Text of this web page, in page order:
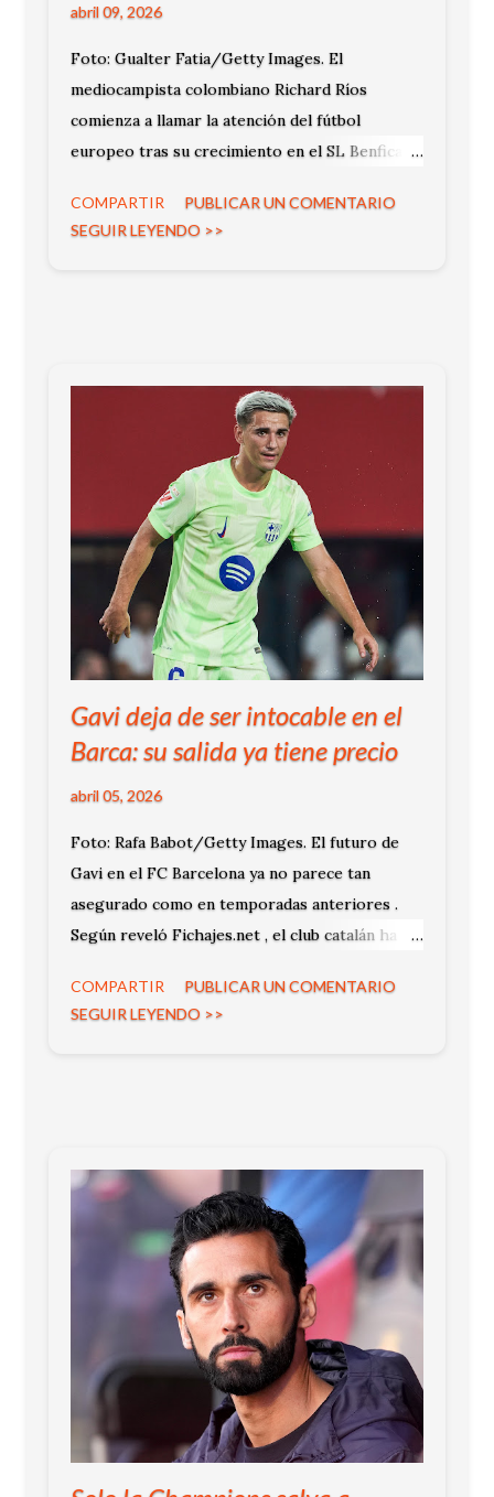
abril 09, 2026
Foto: Gualter Fatia/Getty Images. El
mediocampista colombiano Richard Ríos
comienza a llamar la atención del fútbol
europeo tras su crecimiento en el SL Benfica .
Di Marzio , el volante está en la órbita del SSC
Napoli para la próxima temporada.
COMPARTIR
PUBLICAR UN COMENTARIO
SEGUIR LEYENDO >>
Gavi deja de ser intocable en el
Barca: su salida ya tiene precio
abril 05, 2026
Foto: Rafa Babot/Getty Images. El futuro de
Gavi en el FC Barcelona ya no parece tan
asegurado como en temporadas anteriores .
Según reveló Fichajes.net , el club catalán ha
en el próximo mercado.
COMPARTIR
PUBLICAR UN COMENTARIO
SEGUIR LEYENDO >>